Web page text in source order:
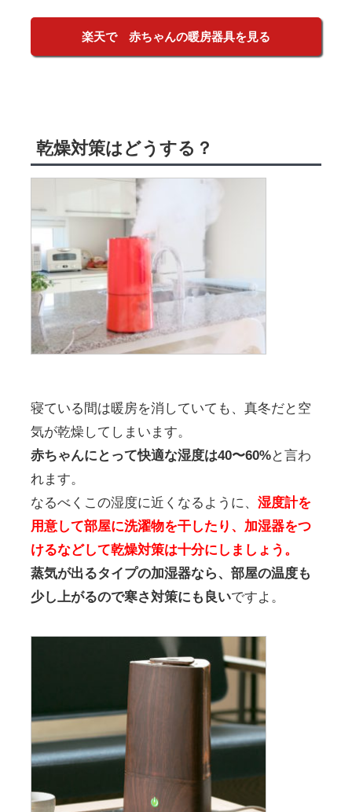
楽天で 赤ちゃんの暖房器具を見る
乾燥対策はどうする？
寝ている間は暖房を消していても、真冬だと空
気が乾燥してしまいます。
赤ちゃんにとって快適な湿度は40〜60%と言わ
れます。
なるべくこの湿度に近くなるように、 湿度計を
用意して部屋に洗濯物を干したり、加湿器をつ
けるなどして乾燥対策は十分にしましょう。
蒸気が出るタイプの加湿器なら、部屋の温度も
少し上がるので寒さ対策にも良いですよ。